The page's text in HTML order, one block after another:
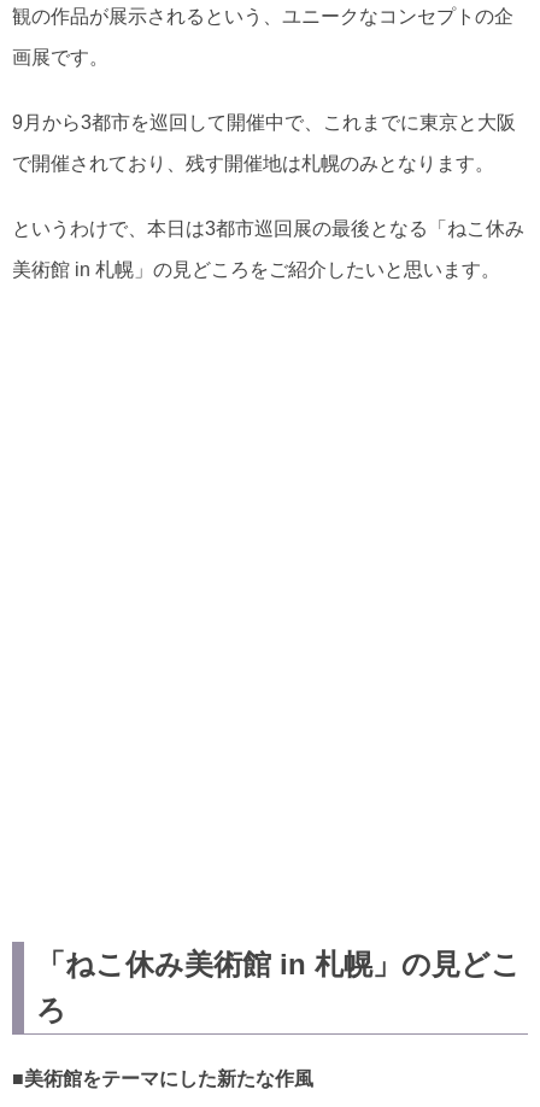
観の作品が展示されるという、ユニークなコンセプトの企
画展です。
9月から3都市を巡回して開催中で、これまでに東京と大阪
で開催されており、残す開催地は札幌のみとなります。
というわけで、本日は3都市巡回展の最後となる「ねこ休み
美術館 in 札幌」の見どころをご紹介したいと思います。
「ねこ休み美術館 in 札幌」の見どこ
ろ
■美術館をテーマにした新たな作風